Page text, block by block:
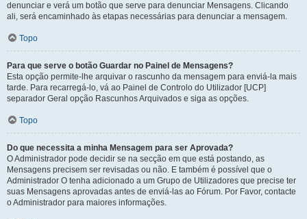
denunciar e verá um botão que serve para denunciar Mensagens. Clicando
ali, será encaminhado às etapas necessárias para denunciar a mensagem.
Topo
Para que serve o botão Guardar no Painel de Mensagens?
Esta opção permite-lhe arquivar o rascunho da mensagem para enviá-la mais
tarde. Para recarregá-lo, vá ao Painel de Controlo do Utilizador [UCP]
separador Geral opção Rascunhos Arquivados e siga as opções.
Topo
Do que necessita a minha Mensagem para ser Aprovada?
O Administrador pode decidir se na secção em que está postando, as
Mensagens precisem ser revisadas ou não. E também é possível que o
Administrador O tenha adicionado a um Grupo de Utilizadores que precise ter
suas Mensagens aprovadas antes de enviá-las ao Fórum. Por Favor, contacte
o Administrador para maiores informações.